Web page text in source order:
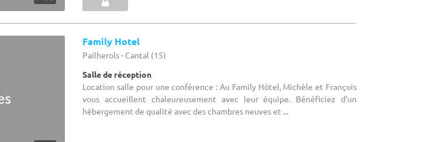
Family Hotel
Pailherols - Cantal (15)
Salle de réception
Location salle pour une conférence : Au Family Hôtel, Michèle et François
vous accueillent chaleureusement avec leur équipe. Bénéficiez d'un
hébergement de qualité avec des chambres neuves et ...